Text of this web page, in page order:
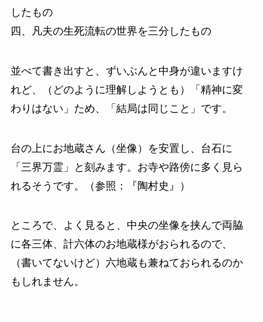
したもの
四、凡夫の生死流転の世界を三分したもの
並べて書き出すと、ずいぶんと中身が違いますけ
れど、（どのように理解しようとも）「精神に変
わりはない」ため、「結局は同じこと」です。
台の上にお地蔵さん（坐像）を安置し、台石に
「三界万霊」と刻みます。お寺や路傍に多く見ら
れるそうです。（参照：『陶村史』）
ところで、よく見ると、中央の坐像を挟んで両脇
に各三体、計六体のお地蔵様がおられるので、
（書いてないけど）六地蔵も兼ねておられるのか
もしれません。